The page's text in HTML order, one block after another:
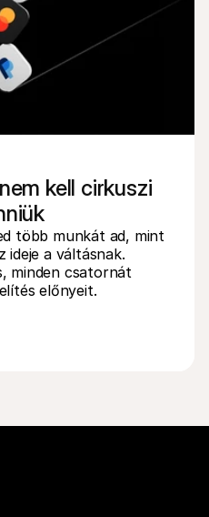
kell cirkuszi
több munkát ad, mint
ideje a váltásnak.
minden csatornát
előnyeit.